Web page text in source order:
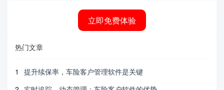
立即免费体验
热门文章
1
提升续保率，车险客户管理软件是关键